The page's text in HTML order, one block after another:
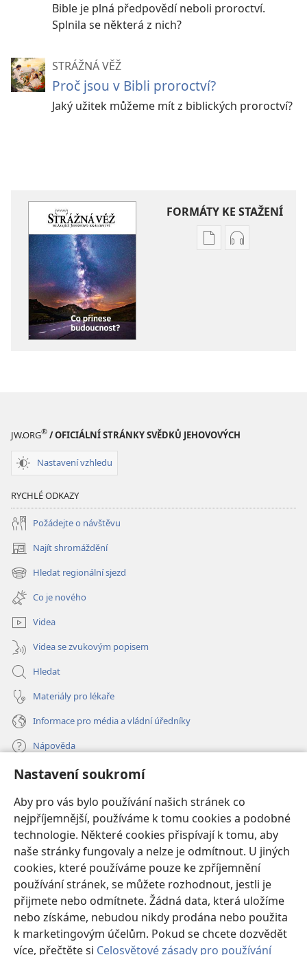
Nastavení soukromí
Aby pro vás bylo používání našich stránek co
nejpříjemnější, používáme k tomu cookies a podobné
technologie. Některé cookies přispívají k tomu, aby
naše stránky fungovaly a nelze je odmítnout. U jiných
cookies, které používáme pouze ke zpříjemnění
používání stránek, se můžete rozhodnout, jestli je
přijmete nebo odmítnete. Žádná data, která uložíme
nebo získáme, nebudou nikdy prodána nebo použita
k marketingovým účelům. Pokud se chcete dozvědět
více, přečtěte si Celosvětové zásady pro používání
Bible je plná předpovědí neboli proroctví.
Splnila se některá z nich?
STRÁŽNÁ VĚŽ
Proč jsou v Bibli proroctví?
Jaký užitek můžeme mít z biblických proroctví?
FORMÁTY KE STAŽENÍ
FormátyFormáty
JW.ORG® / OFICIÁLNÍ STRÁNKY SVĚDKŮ JEHOVOVÝCH
Nastavení vzhledu
RYCHLÉ ODKAZY
Požádejte o návštěvu
Najít shromáždění
(otevřeno
nové
okno)
Hledat regionální sjezd
(otevřeno
nové
okno)
Co je nového
Videa
Videa se zvukovým popisem
Hledat
Materiály pro lékaře
Informace pro média a vládní úředníky
Nápověda
Dary
nové
okno) ONLINE KNIHOVNA Strážné věže
(otevřeno
nové
okno)JW Hub®
(otevřeno
nové
okno)JW Library
Watchtower Library